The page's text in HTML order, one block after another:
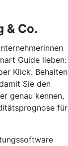
& Co.
Guide lieben:
Klick. Behalten
Sie den
genau kennen,
für